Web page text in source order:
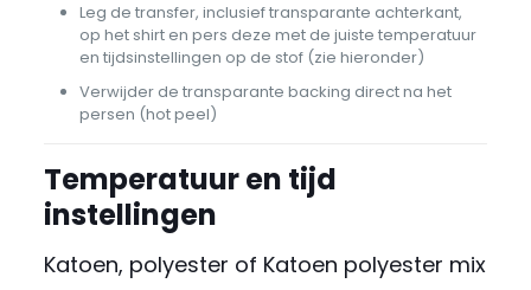
Leg de transfer, inclusief transparante achterkant,
op het shirt en pers deze met de juiste temperatuur
en tijdsinstellingen op de stof (zie hieronder)
Verwijder de transparante backing direct na het
persen (hot peel)
Temperatuur en tijd
instellingen
Katoen, polyester of Katoen polyester mix